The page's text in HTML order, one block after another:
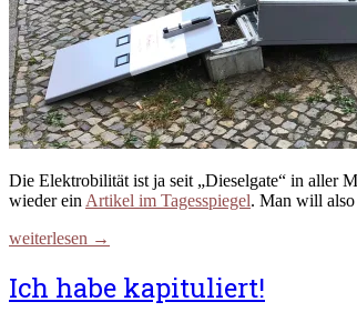
Die Elektrobilität ist ja seit „Dieselgate“ in aller
wieder ein Artikel im Tagesspiegel. Man will also
weiterlesen →
Ich habe kapituliert!